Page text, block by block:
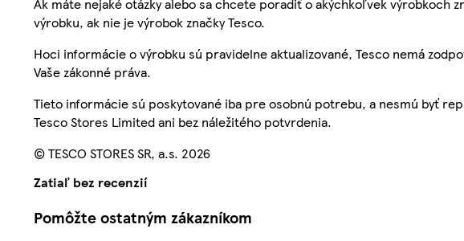
výrobku, ak nie je výrobok značky Tesco.
Hoci informácie o výrobku sú pravidelne aktualizované, Tesco nemá
Vaše zákonné práva.
Tieto informácie sú poskytované iba pre osobnú potrebu, a nesmú byť
Tesco Stores Limited ani bez náležitého potvrdenia.
© TESCO STORES SR, a.s. 2026
Zatiaľ bez recenzií
Pomôžte ostatným zákazníkom